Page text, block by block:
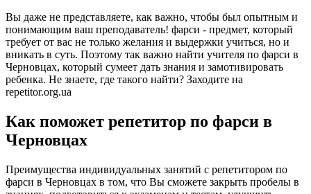
Вы даже не представляете, как важно, чтобы был опытным и
понимающим ваш преподаватель! фарси - предмет, который
требует от вас не только желания и выдержки учиться, но и
вникать в суть. Поэтому так важно найти учителя по фарси в
Черновцах, который сумеет дать знания и замотивировать
ребенка. Не знаете, где такого найти? Заходите на
repetitor.org.ua
Как поможет репетитор по фарси в
Черновцах
Преимущества индивидуальных занятий с репетитором по
фарси в Черновцах в том, что Вы сможете закрыть пробелы в